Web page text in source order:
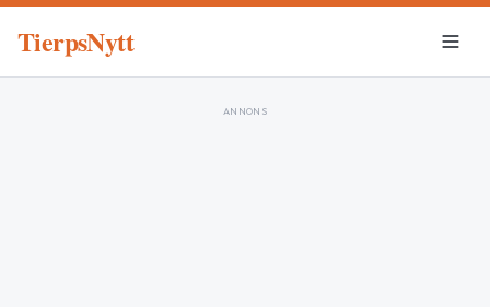
TierpsNytt
ANNONS